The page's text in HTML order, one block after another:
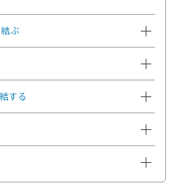
ぶ
する